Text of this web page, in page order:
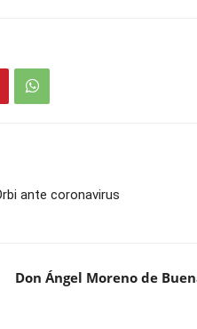
ante coronavirus
Don Ángel Moreno de